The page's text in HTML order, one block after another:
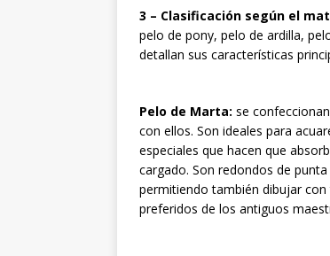
3 – Clasificación según el
pelo de pony, pelo de ardilla,
detallan sus características
Pelo de Marta: se
con ellos. Son ideales para
especiales que hacen que
cargado. Son redondos de
permitiendo también dibujar
preferidos de los antiguos